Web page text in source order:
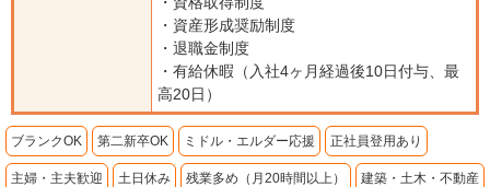
・資産形成奨励制度
・退職金制度
・有給休暇（入社4ヶ月経過後10日付与、最
高20日）
ブランクOK 第二新卒OK ミドル・エルダー応援 正社員登用あり
主婦・主夫歓迎 土日休み 残業多め（月20時間以上） 建築・土木・不動産